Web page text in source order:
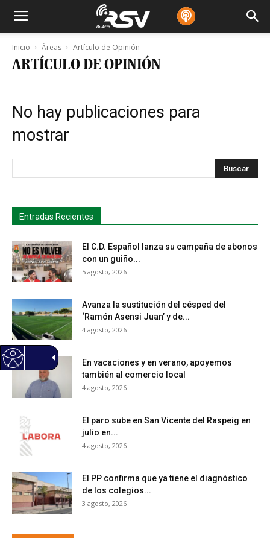
Inicio Áreas Artículo de Opinión
ARTÍCULO DE OPINIÓN
No hay publicaciones para
mostrar
Entradas Recientes
El C.D. Español lanza su campaña de abonos
con un guiño...
5 agosto, 2026
Avanza la sustitución del césped del
‘Ramón Asensi Juan’ y de...
4 agosto, 2026
En vacaciones y en verano, apoyemos
también al comercio local
4 agosto, 2026
El paro sube en San Vicente del Raspeig en
julio en...
4 agosto, 2026
El PP confirma que ya tiene el diagnóstico
de los colegios...
3 agosto, 2026